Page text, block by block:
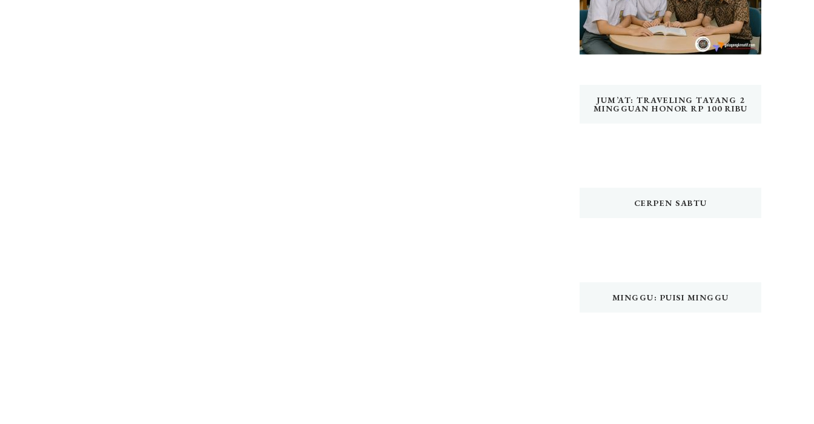
JUM’AT: TRAVELING TAYANG 2
MINGGUAN HONOR RP 100 RIBU
CERPEN SABTU
MINGGU: PUISI MINGGU